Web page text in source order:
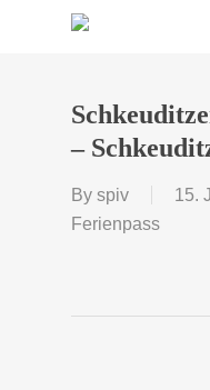
–
By spiv 15.
Ferienpass